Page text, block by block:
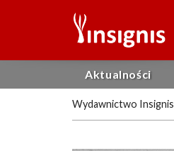
Aktualności
Wydawnictwo Insignis